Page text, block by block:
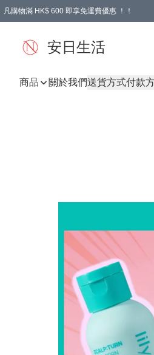
凡購物滿 HK$ 600 即享免運費優惠 ！！
安日生活
商品 關於我們送貨方式付款